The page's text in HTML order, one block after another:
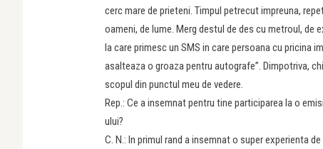
cerc mare de prieteni. Timpul petrecut impreuna,
oameni, de lume. Merg destul de des cu metroul, de
la care primesc un SMS in care persoana cu pricina
asalteaza o groaza pentru autografe”. Dimpotriva,
scopul din punctul meu de vedere.
Rep.: Ce a insemnat pentru tine participarea la o
ului?
C. N.: In primul rand a insemnat o super experienta